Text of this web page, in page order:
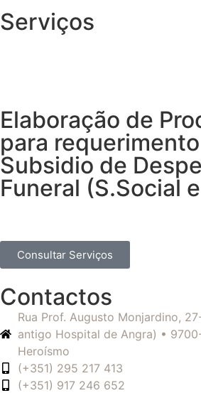
Serviços
Elaboração de
para
Subsidio de
Funeral (S.Social
Consultar Serviços
Contactos
Rua Prof. Augusto Monjardino,
antigo Hospital de Angra) •
Heroísmo
(+351) 295 217 413
(+351) 917 246 652